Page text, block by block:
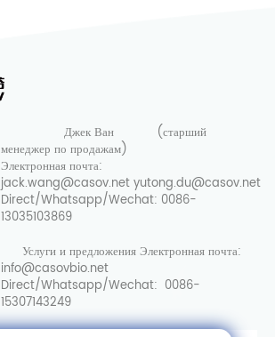
Джек Ван
(старший
менеджер по продажам)
Электронная почта:
jack.wang@casov.netyutong.du@casov.net
Direct/Whatsapp/Wechat: 0086-
13035103869
Услуги и предложенияЭлектронная почта:
info@casovbio.net
Direct/Whatsapp/Wechat: 0086-
15307143249